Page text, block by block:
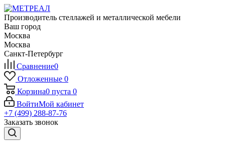
Производитель стеллажей и металлической мебели
Ваш город
Москва
Москва
Санкт-Петербург
Сравнение0
Отложенные 0
Корзина0 пуста 0
ВойтиМой кабинет
+7 (499) 288-87-76
Заказать звонок